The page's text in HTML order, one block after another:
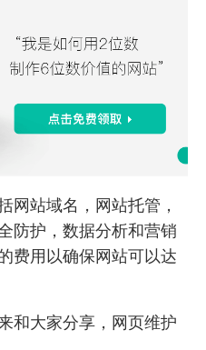
网站域名，网站托管，
防护，数据分析和营销
费用以确保网站可以达
和大家分享，网页维护